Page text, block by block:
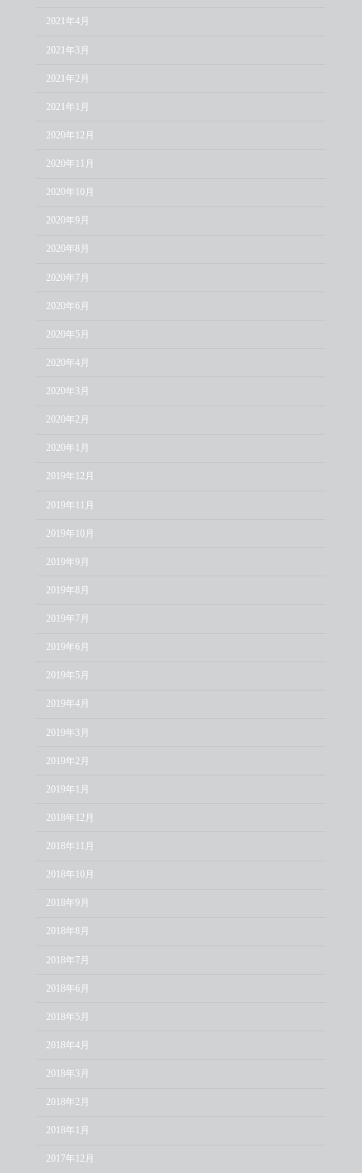
2021年4月
2021年3月
2021年2月
2021年1月
2020年12月
2020年11月
2020年10月
2020年9月
2020年8月
2020年7月
2020年6月
2020年5月
2020年4月
2020年3月
2020年2月
2020年1月
2019年12月
2019年11月
2019年10月
2019年9月
2019年8月
2019年7月
2019年6月
2019年5月
2019年4月
2019年3月
2019年2月
2019年1月
2018年12月
2018年11月
2018年10月
2018年9月
2018年8月
2018年7月
2018年6月
2018年5月
2018年4月
2018年3月
2018年2月
2018年1月
2017年12月